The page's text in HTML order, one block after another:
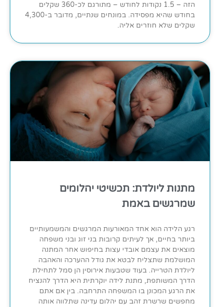
הזה – 1.5 נקודות לחודש – מתורגם לכ-360 שקלים
בחודש שהיא מפסידה. במונחים שנתיים, מדובר ב-4,300
שקלים שלא חוזרים אליה.
מתנות ליולדת: תכשיטי יהלומים
שמרגשים באמת
רגע הלידה הוא אחד המאורעות המרגשים והמשמעותיים
ביותר בחיים, אך לעיתים קרובות בני זוג ובני משפחה
מוצאים את עצמם אובדי עצות בחיפוש אחר המתנה
המושלמת שתצליח לבטא את גודל ההערכה והאהבה
ליולדת הטרייה. בעוד שטבעות אירוסין הן סמל לתחילת
הדרך המשותפת, מתנת לידה יוקרתית היא הדרך להנציח
את הרגע המכונן בו המשפחה התרחבה. בין אם אתם
מחפשים שרשרת זהב עם יהלום עדינה שתלווה אותה